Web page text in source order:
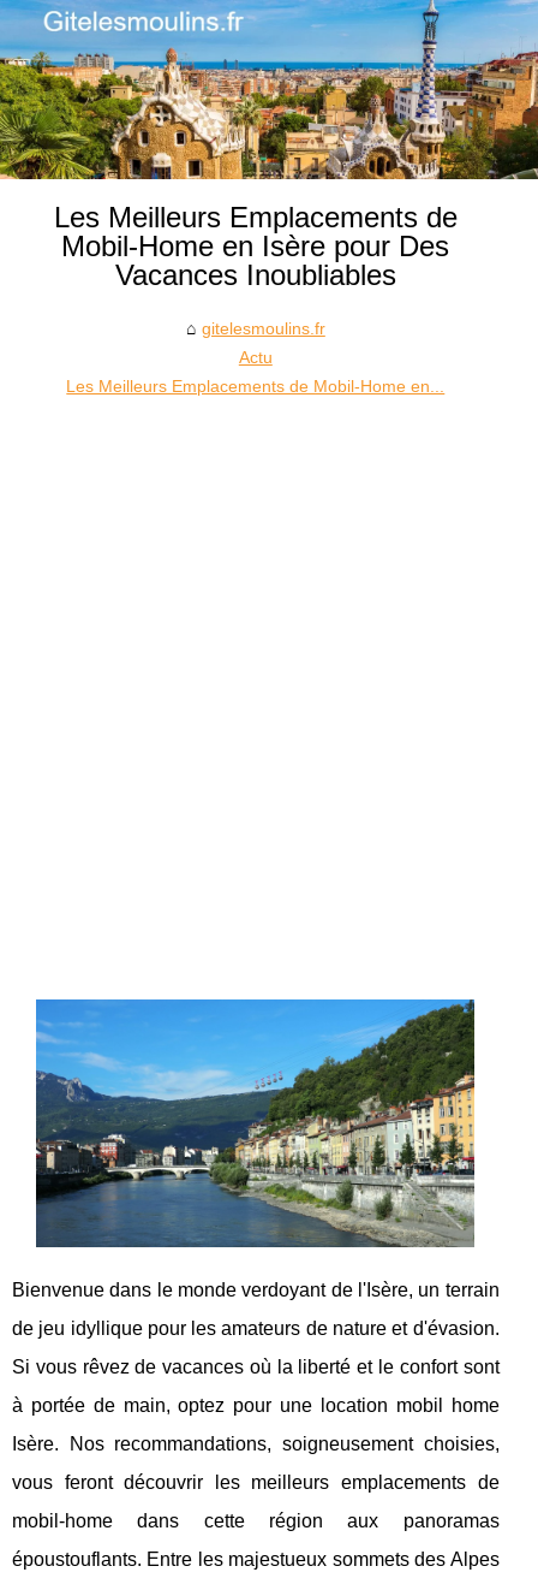
Les Meilleurs Emplacements de
Mobil-Home en Isère pour Des
Vacances Inoubliables
gitelesmoulins.fr
Actu
Les Meilleurs Emplacements de Mobil-Home en...
Bienvenue dans le monde verdoyant de l'Isère, un terrain
de jeu idyllique pour les amateurs de nature et d'évasion.
Si vous rêvez de vacances où la liberté et le confort sont
à portée de main, optez pour une location mobil home
Isère. Nos recommandations, soigneusement choisies,
vous feront découvrir les meilleurs emplacements de
mobil-home dans cette région aux panoramas
époustouflants. Entre les majestueux sommets des Alpes